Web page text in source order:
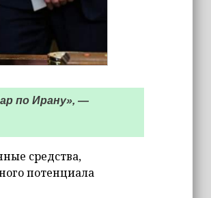
по Ирану», —
средства,
потенциала